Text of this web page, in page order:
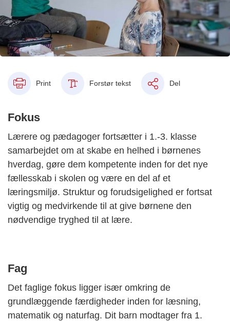
Print Forstør tekst Del
Fokus
Lærere og pædagoger fortsætter i 1.-3. klasse
samarbejdet om at skabe en helhed i børnenes
hverdag, gøre dem kompetente inden for det nye
fællesskab i skolen og være en del af et
læringsmiljø. Struktur og forudsigelighed er fortsat
vigtig og medvirkende til at give børnene den
nødvendige tryghed til at lære.
Fag
Det faglige fokus ligger især omkring de
grundlæggende færdigheder inden for læsning,
matematik og naturfag. Dit barn modtager fra 1.